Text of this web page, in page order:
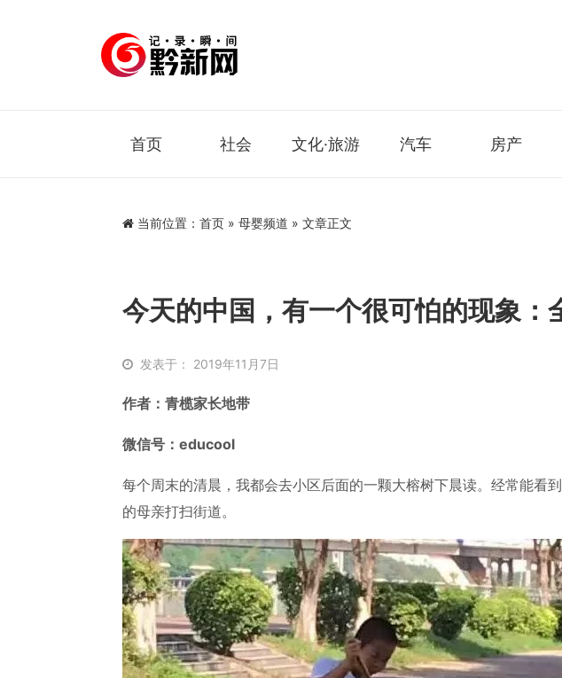
首页 社会 文化·旅游 汽车 房产
当前位置： 首页 » 母婴频道 » 文章正文
今天的中国，有一个很可怕的现象：
发表于： 2019年11月7日
作者：青榄家长地带
微信号：educool
每个周末的清晨，我都会去小区后面的一颗大榕树下晨读。经常能看
的母亲打扫街道。